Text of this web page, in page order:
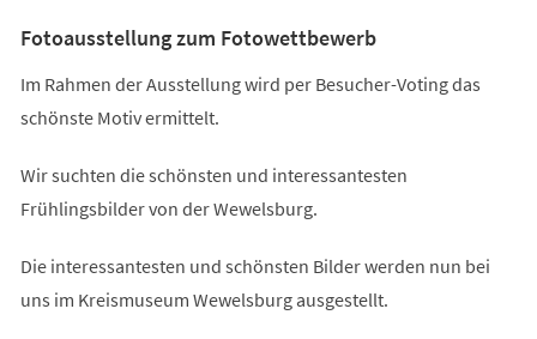
Fotoausstellung zum Fotowettbewerb
Im Rahmen der Ausstellung wird per Besucher-Voting das
schönste Motiv ermittelt.
Wir suchten die schönsten und interessantesten
Frühlingsbilder von der Wewelsburg.
Die interessantesten und schönsten Bilder werden nun bei
uns im Kreismuseum Wewelsburg ausgestellt.